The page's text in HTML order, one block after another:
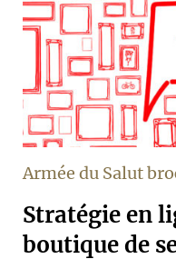
Armée du Salut
Stratégie en
boutique de